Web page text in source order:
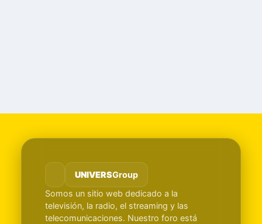
UNIVERSGroup
Somos un sitio web dedicado a la
televisión, la radio, el streaming y las
telecomunicaciones. Nuestro foro está